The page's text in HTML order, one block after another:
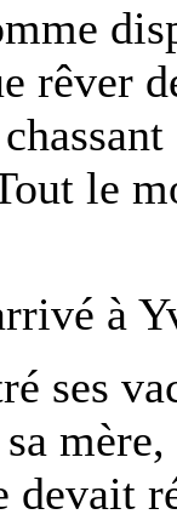
rêver
le
à
ses
devait